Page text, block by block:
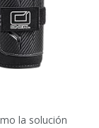
la solución